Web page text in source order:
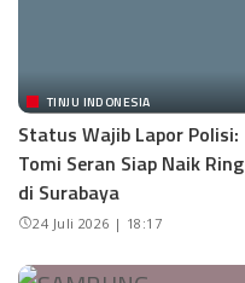
TINJU INDONESIA
Status Wajib Lapor Polisi:
Tomi Seran Siap Naik Ring
di Surabaya
24 Juli 2026 | 18:17